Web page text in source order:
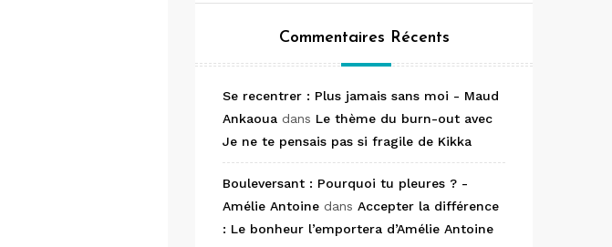
Commentaires Récents
Se recentrer : Plus jamais sans moi - Maud
Ankaoua dans Le thème du burn-out avec
Je ne te pensais pas si fragile de Kikka
Bouleversant : Pourquoi tu pleures ? -
Amélie Antoine dansAccepter la différence
: Le bonheur l’emportera d’Amélie Antoine